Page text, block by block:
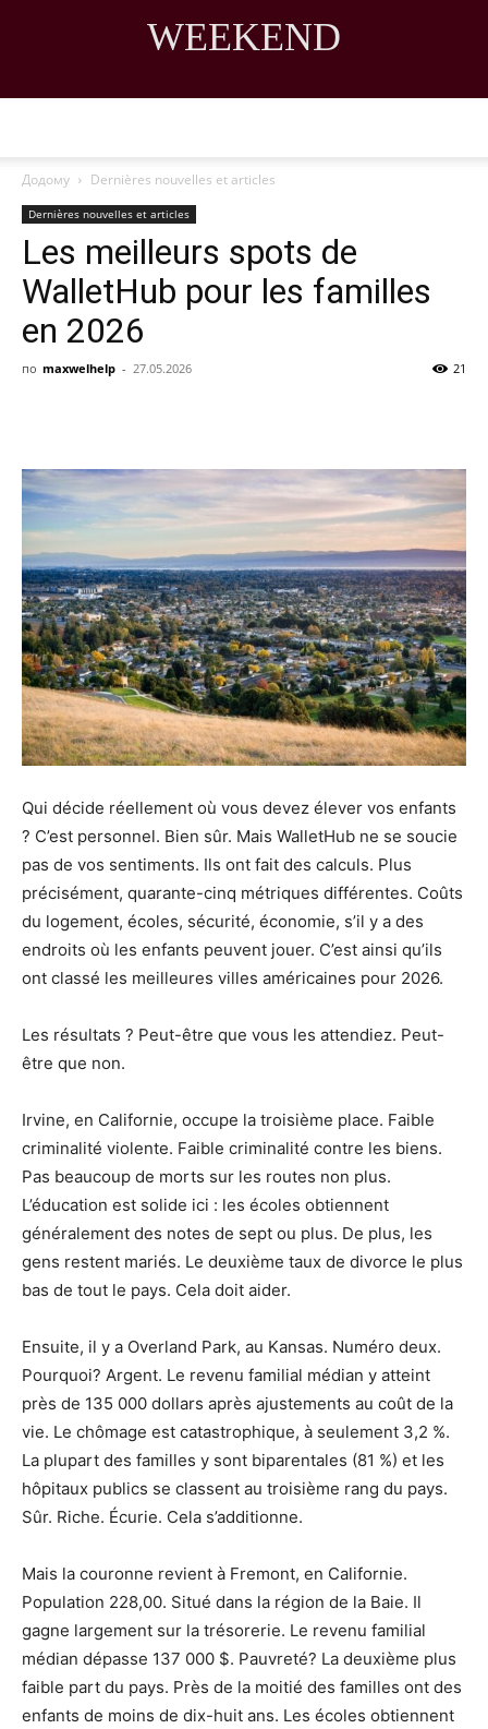
WEEKEND
Додому Dernières nouvelles et articles
Dernières nouvelles et articles
Les meilleurs spots de
WalletHub pour les familles
en 2026
по maxwelhelp - 27.05.2026 21
Qui décide réellement où vous devez élever vos enfants
? C’est personnel. Bien sûr. Mais WalletHub ne se soucie
pas de vos sentiments. Ils ont fait des calculs. Plus
précisément, quarante-cinq métriques différentes. Coûts
du logement, écoles, sécurité, économie, s’il y a des
endroits où les enfants peuvent jouer. C’est ainsi qu’ils
ont classé les meilleures villes américaines pour 2026.
Les résultats ? Peut-être que vous les attendiez. Peut-
être que non.
Irvine, en Californie, occupe la troisième place. Faible
criminalité violente. Faible criminalité contre les biens.
Pas beaucoup de morts sur les routes non plus.
L’éducation est solide ici : les écoles obtiennent
généralement des notes de sept ou plus. De plus, les
gens restent mariés. Le deuxième taux de divorce le plus
bas de tout le pays. Cela doit aider.
Ensuite, il y a Overland Park, au Kansas. Numéro deux.
Pourquoi? Argent. Le revenu familial médian y atteint
près de 135 000 dollars après ajustements au coût de la
vie. Le chômage est catastrophique, à seulement 3,2 %.
La plupart des familles y sont biparentales (81 %) et les
hôpitaux publics se classent au troisième rang du pays.
Sûr. Riche. Écurie. Cela s’additionne.
Mais la couronne revient à Fremont, en Californie.
Population 228,00. Situé dans la région de la Baie. Il
gagne largement sur la trésorerie. Le revenu familial
médian dépasse 137 000 $. Pauvreté? La deuxième plus
faible part du pays. Près de la moitié des familles ont des
enfants de moins de dix-huit ans. Les écoles obtiennent